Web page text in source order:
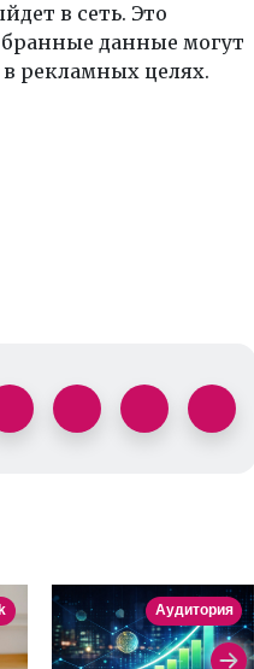
в сеть. Это
данные могут
рекламных целях.
Аудитория